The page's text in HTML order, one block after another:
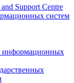
Support Centre
систем
информационных